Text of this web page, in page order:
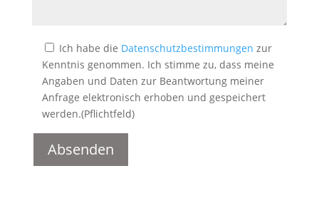
Ich habe die Datenschutzbestimmungen zur
Kenntnis genommen. Ich stimme zu, dass meine
Angaben und Daten zur Beantwortung meiner
Anfrage elektronisch erhoben und gespeichert
werden.(Pflichtfeld)